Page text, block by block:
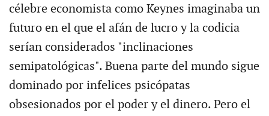
célebre economista como Keynes imaginaba un
futuro en el que el afán de lucro y la codicia
serían considerados "inclinaciones
semipatológicas". Buena parte del mundo sigue
dominado por infelices psicópatas
obsesionados por el poder y el dinero. Pero el